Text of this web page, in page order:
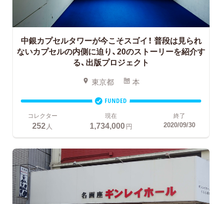
中銀カプセルタワーが今こそスゴイ！ 普段は見られ
ないカプセルの内側に迫り、20のストーリーを紹介す
る、出版プロジェクト
東京都 本
FUNDED
コレクター
252 人
現在
1,734,000円
終了
2020/09/30